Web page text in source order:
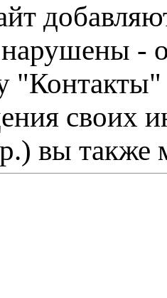
-
"Контакты"
своих
вы также